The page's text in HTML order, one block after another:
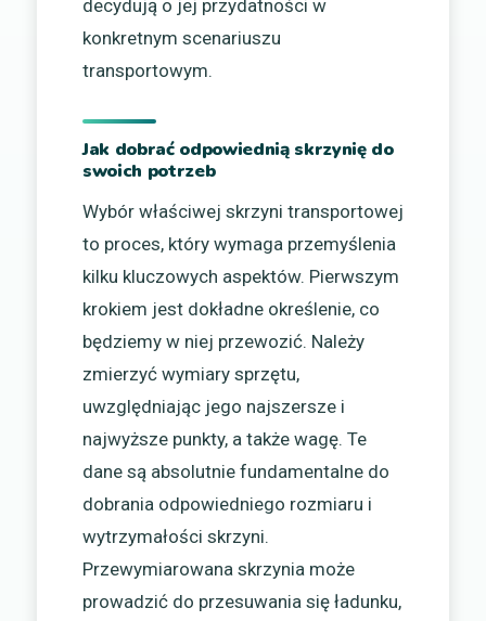
decydują o jej przydatności w
konkretnym scenariuszu
transportowym.
Jak dobrać odpowiednią skrzynię do
swoich potrzeb
Wybór właściwej skrzyni transportowej
to proces, który wymaga przemyślenia
kilku kluczowych aspektów. Pierwszym
krokiem jest dokładne określenie, co
będziemy w niej przewozić. Należy
zmierzyć wymiary sprzętu,
uwzględniając jego najszersze i
najwyższe punkty, a także wagę. Te
dane są absolutnie fundamentalne do
dobrania odpowiedniego rozmiaru i
wytrzymałości skrzyni.
Przewymiarowana skrzynia może
prowadzić do przesuwania się ładunku,